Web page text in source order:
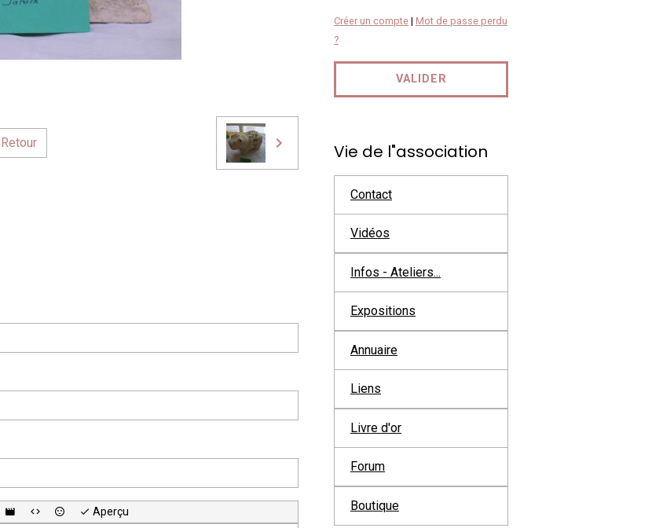
Retour
Aperçu
Créer un compte | Mot de passe perdu
?
VALIDER
Vie de l"association
Contact
Vidéos
Infos - Ateliers...
Expositions
Annuaire
Liens
Livre d'or
Forum
Boutique